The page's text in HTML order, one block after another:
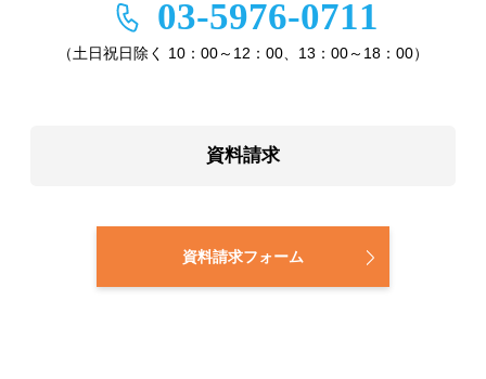
03-5976-0711
（土日祝日除く 10：00～12：00、13：00～18：00）
資料請求
資料請求フォーム